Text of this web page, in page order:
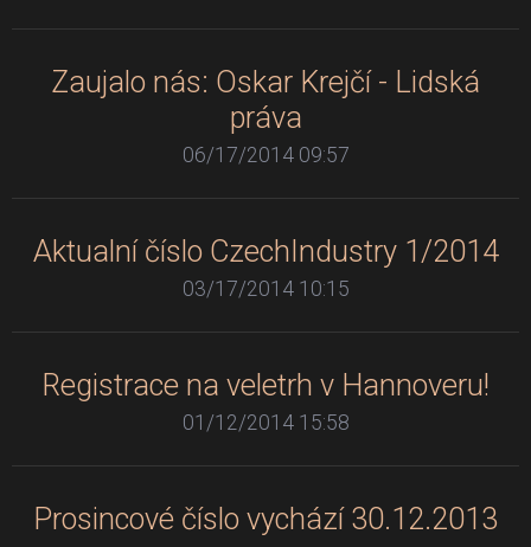
Zaujalo nás: Oskar Krejčí - Lidská
práva
06/17/2014 09:57
Aktualní číslo CzechIndustry 1/2014
03/17/2014 10:15
Registrace na veletrh v Hannoveru!
01/12/2014 15:58
Prosincové číslo vychází 30.12.2013